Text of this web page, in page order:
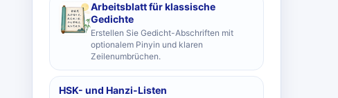
Arbeitsblatt für klassische
Gedichte
Erstellen Sie Gedicht-Abschriften mit
optionalem Pinyin und klaren
Zeilenumbrüchen.
HSK- und Hanzi-Listen